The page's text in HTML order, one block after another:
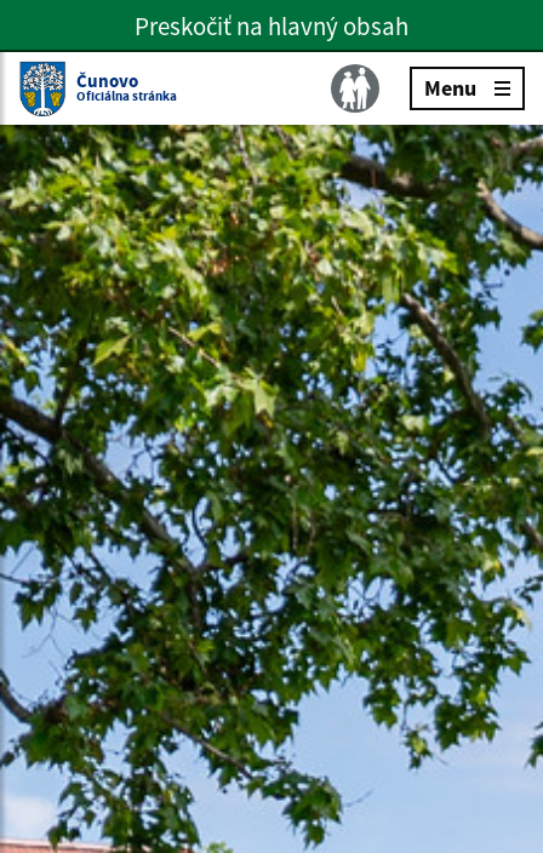
Preskočiť na hlavné menu
Preskočiť na hlavný obsah
Slovenčina
Čunovo
Oficiálna stránka Menu